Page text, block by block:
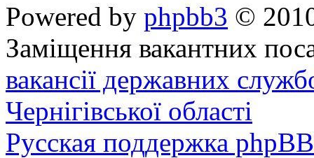
Powered by phpbb3 ©
Заміщення вакантних
вакансії державних
Чернігівської області
Русская поддержка phpBB